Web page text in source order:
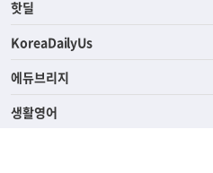
핫딜
KoreaDailyUs
에듀브리지
생활영어